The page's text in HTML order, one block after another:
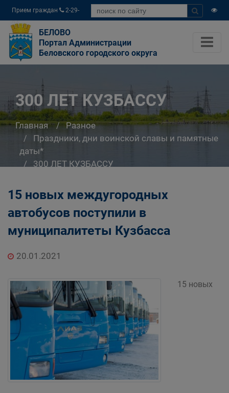
Прием граждан
2-29-
04
БЕЛОВО
Портал Администрации
Беловского городского округа
300 ЛЕТ КУЗБАССУ
Главная
Разное
Праздники, дни воинской славы и памятные
даты*
300 ЛЕТ КУЗБАССУ
15 новых междугородных
автобусов поступили в
муниципалитеты Кузбасса
20.01.2021
15 новых